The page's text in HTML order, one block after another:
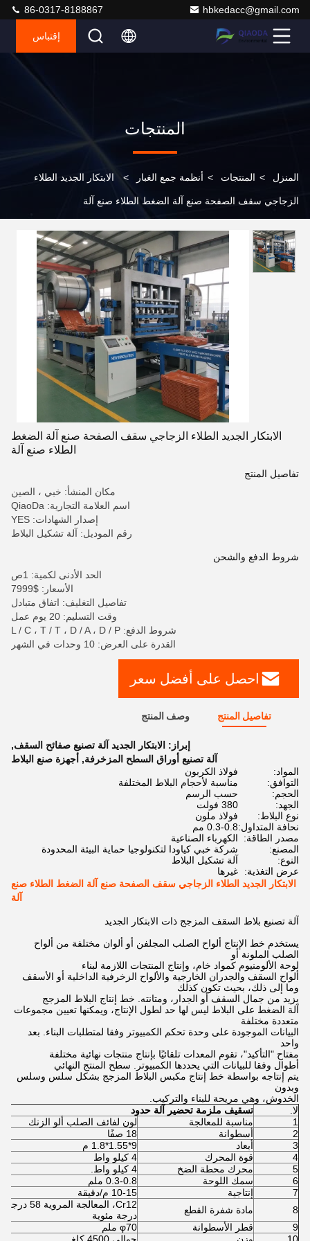
hbkedacc@gmail.com
86-0317-8188867
إقتباس
المنتجات
المنزل > المنتجات > أنظمة جمع الغبار > الابتكار الجديد الطلاء
الزجاجي سقف الصفحة صنع آلة الضغط الطلاء صنع آلة
الابتكار الجديد الطلاء الزجاجي سقف الصفحة صنع آلة الضغط
الطلاء صنع آلة
تفاصيل المنتج
مكان المنشأ: خبي ، الصين
اسم العلامة التجارية: QiaoDa
إصدار الشهادات: YES
رقم الموديل: آلة تشكيل البلاط
شروط الدفع والشحن
الحد الأدنى لكمية: 1ص
الأسعار: $7999
تفاصيل التغليف: اتفاق متبادل
وقت التسليم: 20 يوم عمل
شروط الدفع: L / C ، T / T ، D / A ، D / P
القدرة على العرض: 10 وحدات في الشهر
احصل على أفضل سعر
تفاصيل المنتج وصف المنتج
إبراز: الابتكار الجديد آلة تصنيع صفائح السقف,
آلة تصنيع أوراق السطح المزخرفة, أجهزة صنع البلاط
المواد:
فولاذ الكربون
التوافق:
مناسبة لأحجام البلاط المختلفة
الحجم:
حسب الرسم
الجهد:
380 فولت
نوع البلاط:
فولاذ ملون
نحافة المتداول:0.3-0.8 مم
مصدر الطاقة:
الكهرباء الصناعية
المصنع:
شركة خبي كياودا لتكنولوجيا حماية البيئة المحدودة
النوع:
آلة تشكيل البلاط
عرض التغذية:
غيرها
الابتكار الجديد الطلاء الزجاجي سقف الصفحة صنع آلة الضغط الطلاء صنع
آلة
آلة تصنيع بلاط السقف المزجج ذات الابتكار الجديد
يستخدم خط الإنتاج ألواح الصلب المجلفن أو ألوان مختلفة من ألواح
الصلب الملونة أو
لوحة الألومنيوم كمواد خام، وإنتاج المنتجات اللازمة لبناء
ألواح السقف والجدران الخارجية والألواح الزخرفية الداخلية أو الأسقف
وما إلى ذلك، بحيث تكون كذلك
يزيد من جمال السقف أو الجدار، ومتانته. خط إنتاج البلاط المزجج
آلة الضغط على البلاط ليس لها حد لطول الإنتاج، ويمكنها تعيين مجموعات
متعددة مختلفة
البيانات الموجودة على وحدة تحكم الكمبيوتر وفقا لمتطلبات البناء. بعد
واحد
مفتاح "التأكيد"، تقوم المعدات تلقائيًا بإنتاج منتجات نهائية مختلفة
أطوال وفقا للبيانات التي يحددها الكمبيوتر. سطح المنتج النهائي
يتم إنتاجه بواسطة خط إنتاج مكبس البلاط المزجج بشكل سلس وسلس
وبدون
الخدوش، وهي مريحة للبناء والتركيب.
لا.
تسقيف ملزمة تحضير آلة حدود
1
مناسبة للمعالجة
لون لفائف الصلب ألو الزنك
2
أسطوانة
18 صفًا
3
أبعاد
9*1.55*1.8 م
4
قوة المحرك
4 كيلو واط
5
محرك محطة الضخ
4 كيلو واط.
6
سمك اللوحة
0.3-0.8 ملم
7
إنتاجية
10-15 م/دقيقة
8
مادة شفرة القطع
درجة مئوية
9
قطر الأسطوانة
φ70 ملم